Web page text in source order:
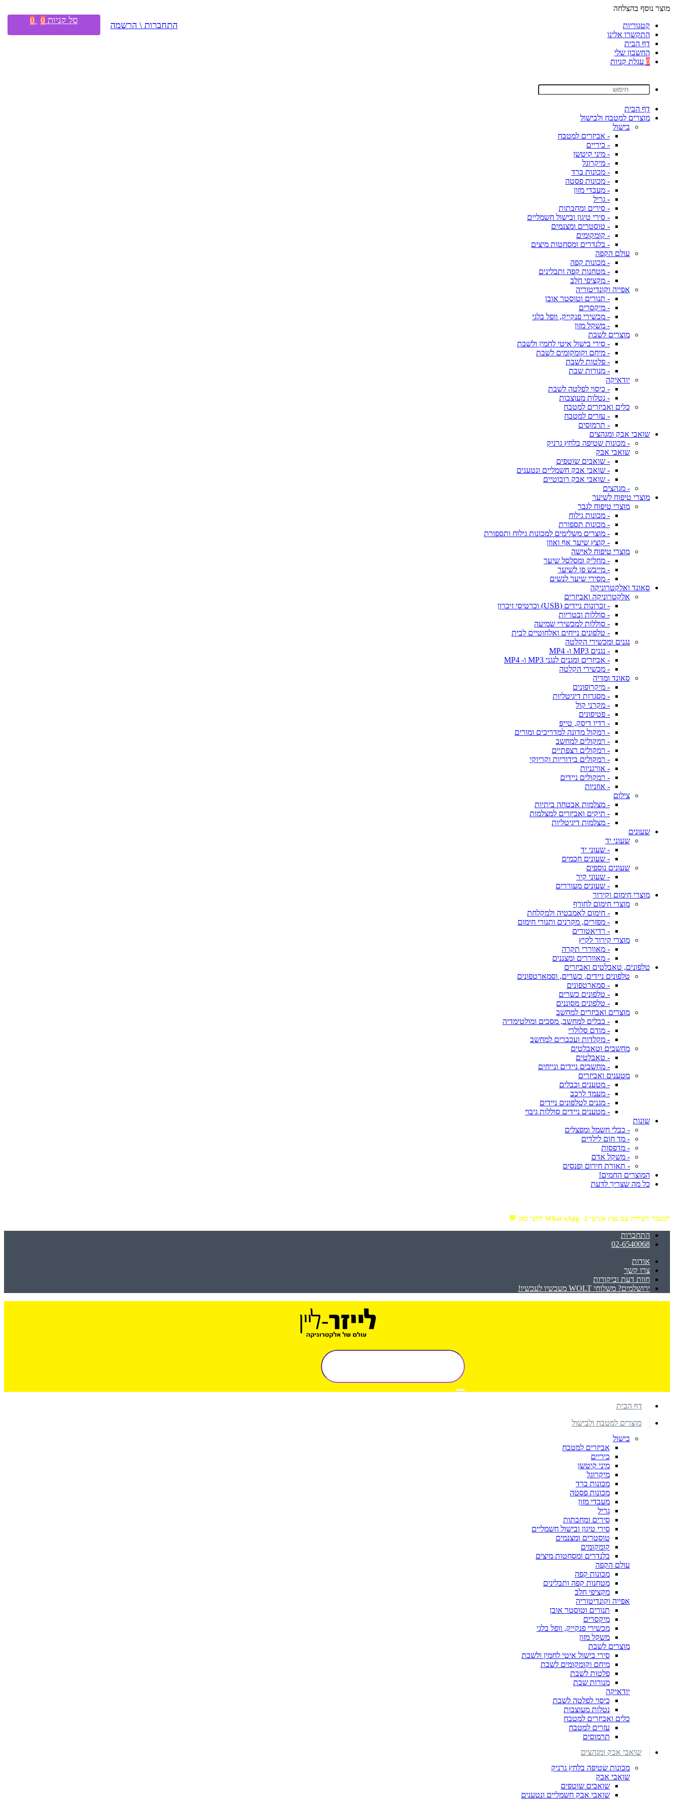
מוצר נוסף בהצלחה
קטגוריות
התקשרו אלינו
דף הבית
החשבון שלי
0 עגלת קניות
דף הבית
מוצרים למטבח ולבישול
בישול
- אביזרים למטבח
- כיריים
- מיני קיטשן
- מיקרוגל
- מכונות ברד
- מכונות פסטה
- מעבדי מזון
- גריל
- סירים ומחבתות
- סירי טיגון ובישול חשמליים
- טוסטרים ומצנמים
- קומקומים
- בלנדרים ומסחטות מיצים
עולם הקפה
- מכונות קפה
- מטחנות קפה ותבלינים
- מקציפי חלב
אפייה וקונדיטוריה
- תנורים וטוסטר אובן
- מיקסרים
- מכשירי פנקייק, וופל בלגי
- משקל מזון
מוצרים לשבת
- סירי בישול איטי לחמין ולשבת
- מיחם וקומקומים לשבת
- פלטות לשבת
- מנורות שבת
יודאיקה
- כיסוי לפלטה לשבת
- נטלות מעוצבות
כלים ואביזרים למטבח
- עזרים למטבח
- תרמוסים
שואבי אבק ומגהצים
- מכונות שטיפה בלחץ גרניק
שואבי אבק
- שואבים שוטפים
- שואבי אבק חשמליים ונטענים
- שואבי אבק רובוטיים
- מגהצים
מוצרי טיפוח לשיער
מוצרי טיפוח לגבר
- מכונות גילוח
- מכונות תספורת
- מוצרים משלימים למכונות גילוח ותספורת
- קוצץ שיער אף ואוזן
מוצרי טיפוח לאישה
- מחליק ומסלסל שיער
- מייבש פן לשיער
- מסירי שיער לנשים
סאונד ואלקטרוניקה
אלקטרוניקה ואביזרים
- זכרונות ניידים (USB) וכרטיסי זיכרון
- סוללות ובטריות
- סוללות למכשירי שמיעה
- טלפונים נייחים ואלחוטיים לבית
נגנים ומכשירי הקלטה
- נגנים MP3 ו- MP4
- אביזרים ומגנים לנגני MP3 ו- MP4
- מכשירי הקלטה
סאונד ומדיה
- מיקרופונים
- מסגרות דיגיטליות
- מקרני קול
- פטיפונים
- רדיו דיסק, טייפ
- רמקול מדונה למדריכים ומורים
- רמקולים למחשב
- רמקולים רצפתיים
- רמקולים בידוריות וקריוקי
- אורגניות
- רמקולים ניידים
- אוזניות
צילום
- מצלמות אבטחה ביתיות
- תיקים ואביזרים למצלמות
- מצלמות דיגיטליות
שעונים
שעוני יד
- שעוני יד
- שעונים חכמים
שעונים נוספים
- שעוני קיר
- שעונים מעוררים
מוצרי חימום וקירור
מוצרי חימום לחורף
- חימום לאמבטיה ולמקלחת
- מפזרים, מקרנים ותנורי חימום
- רדיאטורים
מוצרי קירור לקיץ
- מאווררי תקרה
- מאווררים ומצננים
טלפונים, טאבלטים ואביזרים
טלפונים ניידים, כשרים, וסמארטפונים
- סמארטפונים
- טלפונים כשרים
- טלפונים מסוננים
מוצרים ואביזרים למחשב
- כבלים למחשב, מסכים ומולטימדיה
- מודם סלולרי
- מקלדות ועכברים למחשב
מחשבים וטאבלטים
- טאבלטים
- מחשבים ניידים ונייחים
מטענים ואביזרים
- מטענים וכבלים
- מעמד לרכב
- מגנים לטלפונים ניידים
- מטענים ניידים סוללות גיבוי
שונות
- כבלי חשמל ומפצלים
- מד חום לילדים
- מדפסות
- משקל אדם
- תאורת חירום ופנסים
המוצרים החמים!
כל מה שצריך לדעת
למעבר לשיחה עם נציג אנושי ב- What'sApp לחצו כאן 💬
התחברות
02-6540068
אודות
צרו קשר
חוות דעת וביקורות
ירושלמים? משלוחי WOLT מעכשיו לעכשיו!
התחברות \ הרשמה סל קניות 0
0
דף הבית
מוצרים למטבח ולבישול
בישול
אביזרים למטבח
כיריים
מיני קיטשן
מיקרוגל
מכונות ברד
מכונות פסטה
מעבדי מזון
גריל
סירים ומחבתות
סירי טיגון ובישול חשמליים
טוסטרים ומצנמים
קומקומים
בלנדרים ומסחטות מיצים
עולם הקפה
מכונות קפה
מטחנות קפה ותבלינים
מקציפי חלב
אפייה וקונדיטוריה
תנורים וטוסטר אובן
מיקסרים
מכשירי פנקייק, וופל בלגי
משקל מזון
מוצרים לשבת
סירי בישול איטי לחמין ולשבת
מיחם וקומקומים לשבת
פלטות לשבת
מנורות שבת
יודאיקה
כיסוי לפלטה לשבת
נטלות מעוצבות
כלים ואביזרים למטבח
עזרים למטבח
תרמוסים
שואבי אבק ומגהצים
מכונות שטיפה בלחץ גרניק
שואבי אבק
שואבים שוטפים
שואבי אבק חשמליים ונטענים